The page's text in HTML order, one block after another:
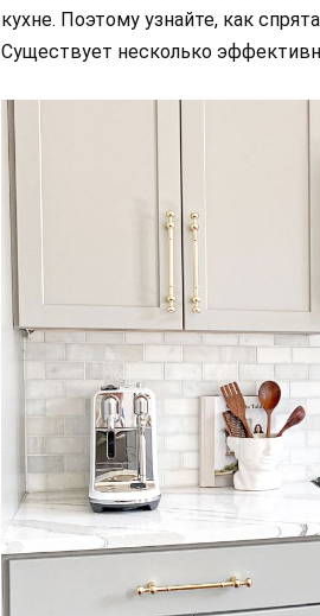
кухне. Поэтому узнайте, как
Существует несколько